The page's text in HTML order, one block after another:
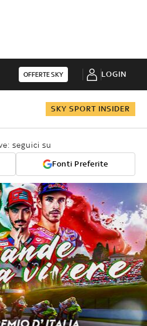
OFFERTE SKY LOGIN
SKY SPORT INSIDER
seguici su
Fonti Preferite